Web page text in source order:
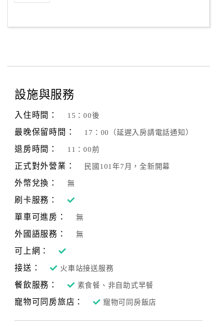
設施與服務
入住時間： 15：00後
最晚保留時間： 17：00（延遲入房請電話通知）
退房時間： 11：00前
正式對外營業： 民國101年7月，全新開幕
外幣兌換： 無
刷卡服務：
單車可進房：
無
外國語服務： 無
可上網：
接送：
火車站接送服務
餐飲服務： 素食餐、非自助式早餐
寵物可同房旅店： 寵物可同房飯店